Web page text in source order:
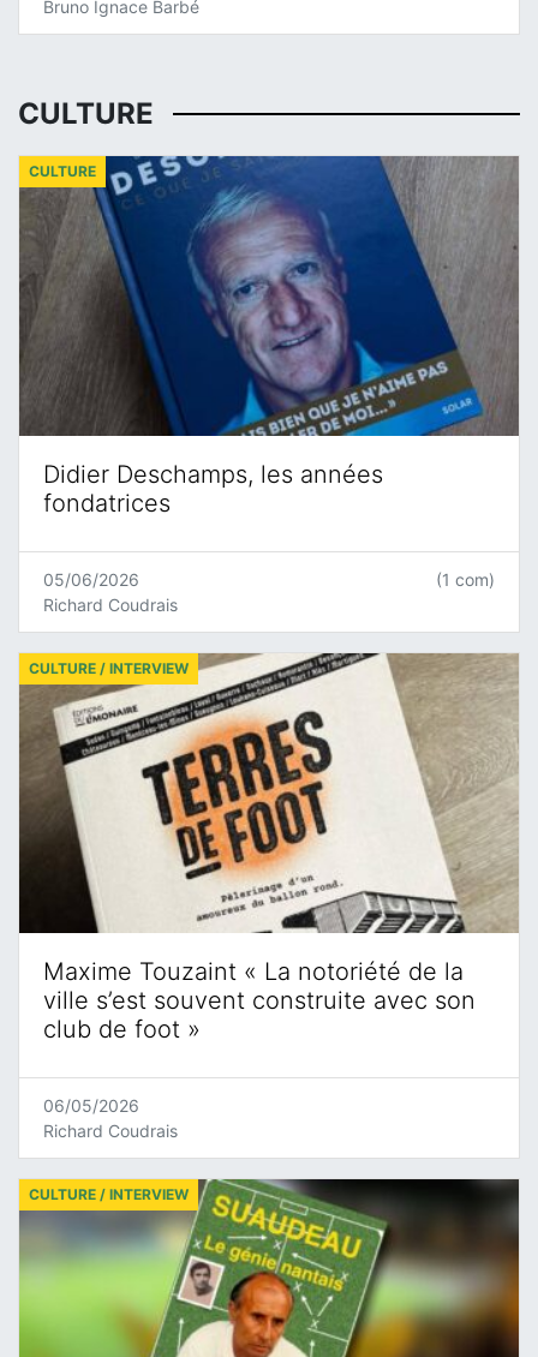
Bruno Ignace Barbé
CULTURE
Didier Deschamps, les années
fondatrices
CULTURE
05/06/2026
Richard Coudrais
(1 com)
Maxime Touzaint « La notoriété de la
ville s’est souvent construite avec son
club de foot »
CULTURE / INTERVIEW
06/05/2026
Richard Coudrais
CULTURE / INTERVIEW